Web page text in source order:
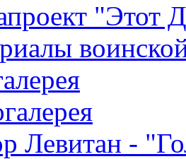
"Этот
Левитан -